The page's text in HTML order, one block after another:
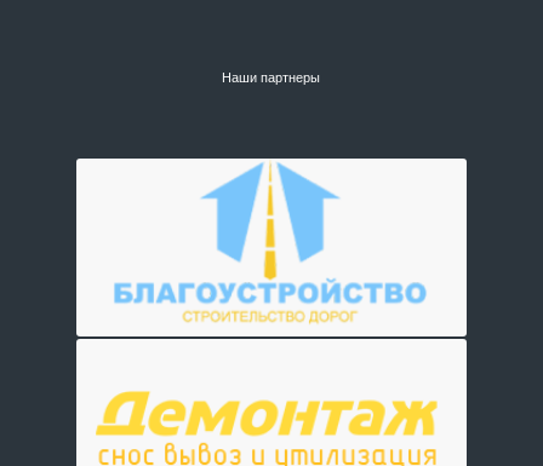
Наши партнеры